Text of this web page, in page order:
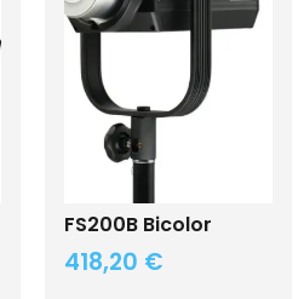
FS200B Bicolor
418,20 €